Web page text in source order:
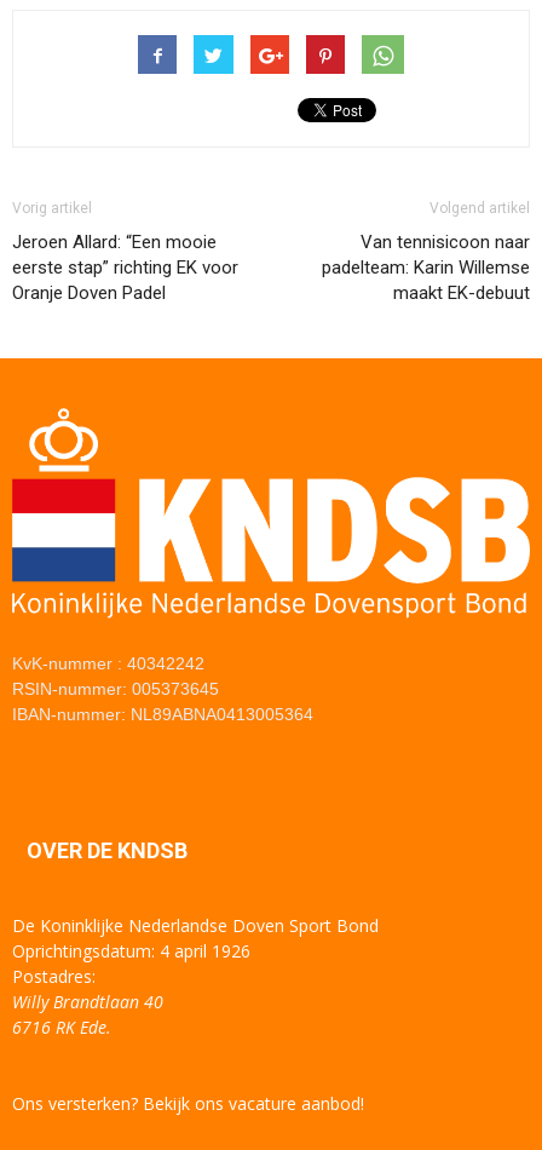
Vorig artikel
Jeroen Allard: “Een mooie
eerste stap” richting EK voor
Oranje Doven Padel
Volgend artikel
Van tennisicoon naar
padelteam: Karin Willemse
maakt EK-debuut
KvK-nummer : 40342242
RSIN-nummer: 005373645
IBAN-nummer: NL89ABNA0413005364
OVER DE KNDSB
De Koninklijke Nederlandse Doven Sport Bond
Oprichtingsdatum: 4 april 1926
Postadres:
Willy Brandtlaan 40
6716 RK Ede.
Ons versterken? Bekijk ons vacature aanbod!